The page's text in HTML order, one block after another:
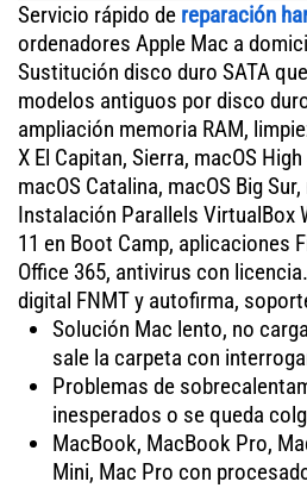
Servicio rápido de reparación
ordenadores Apple Mac a
Sustitución disco duro SATA
modelos antiguos por disco
ampliación memoria RAM,
X El Capitan, Sierra, macOS
macOS Catalina, macOS Big
Instalación Parallels VirtualBox
11 en Boot Camp, aplicaciones
Office 365, antivirus con
digital FNMT y autofirma,
Solución Mac lento, no
sale la carpeta con
Problemas de
inesperados o se queda
MacBook, MacBook Pro,
Mini, Mac Pro con